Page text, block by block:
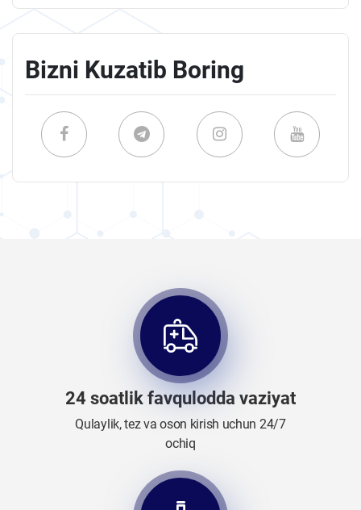
Bizni Kuzatib Boring
24 soatlik favqulodda vaziyat
Qulaylik, tez va oson kirish uchun 24/7
ochiq